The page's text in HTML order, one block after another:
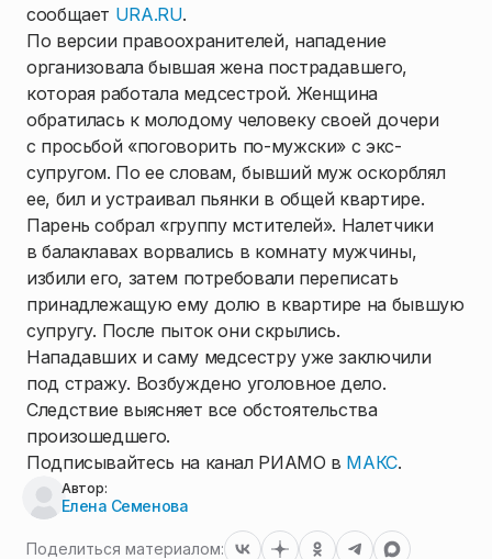
сообщает URA.RU.
По версии правоохранителей, нападение
организовала бывшая жена пострадавшего,
которая работала медсестрой. Женщина
обратилась к молодому человеку своей дочери
с просьбой «поговорить по-мужски» с экс-
супругом. По ее словам, бывший муж оскорблял
ее, бил и устраивал пьянки в общей квартире.
Парень собрал «группу мстителей». Налетчики
в балаклавах ворвались в комнату мужчины,
избили его, затем потребовали переписать
принадлежащую ему долю в квартире на бывшую
супругу. После пыток они скрылись.
Нападавших и саму медсестру уже заключили
под стражу. Возбуждено уголовное дело.
Следствие выясняет все обстоятельства
произошедшего.
Подписывайтесь на канал РИАМО в МАКС.
Автор:
Елена Семенова
Поделиться материалом: